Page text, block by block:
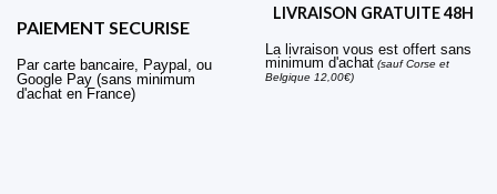
PAIEMENT SECURISE
Par carte bancaire, Paypal, ou
Google Pay (sans minimum
d'achat en France)
LIVRAISON GRATUITE 48H
La livraison vous est offert sans
minimum d'achat (sauf Corse et
Belgique 12,00€)